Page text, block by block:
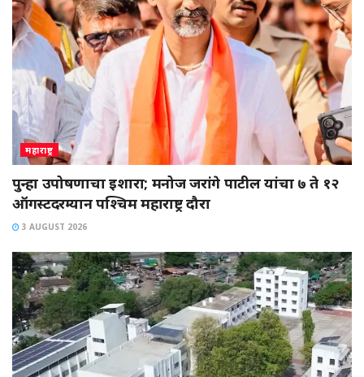
महाराष्ट्र
पुन्हा उपोषणाचा इशारा; मनोज जरांगे पाटील यांचा ७ ते १२
ऑगस्टदरम्यान पश्चिम महाराष्ट्र दौरा
3 AUGUST 2026